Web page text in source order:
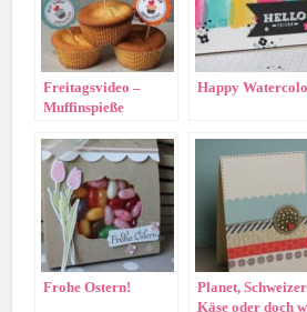
Freitagsvideo –
Muffinspieße
Happy
Frohe Ostern!
Planet, Schweizer
Käse oder doch